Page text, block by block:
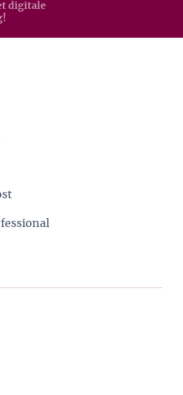
digitale